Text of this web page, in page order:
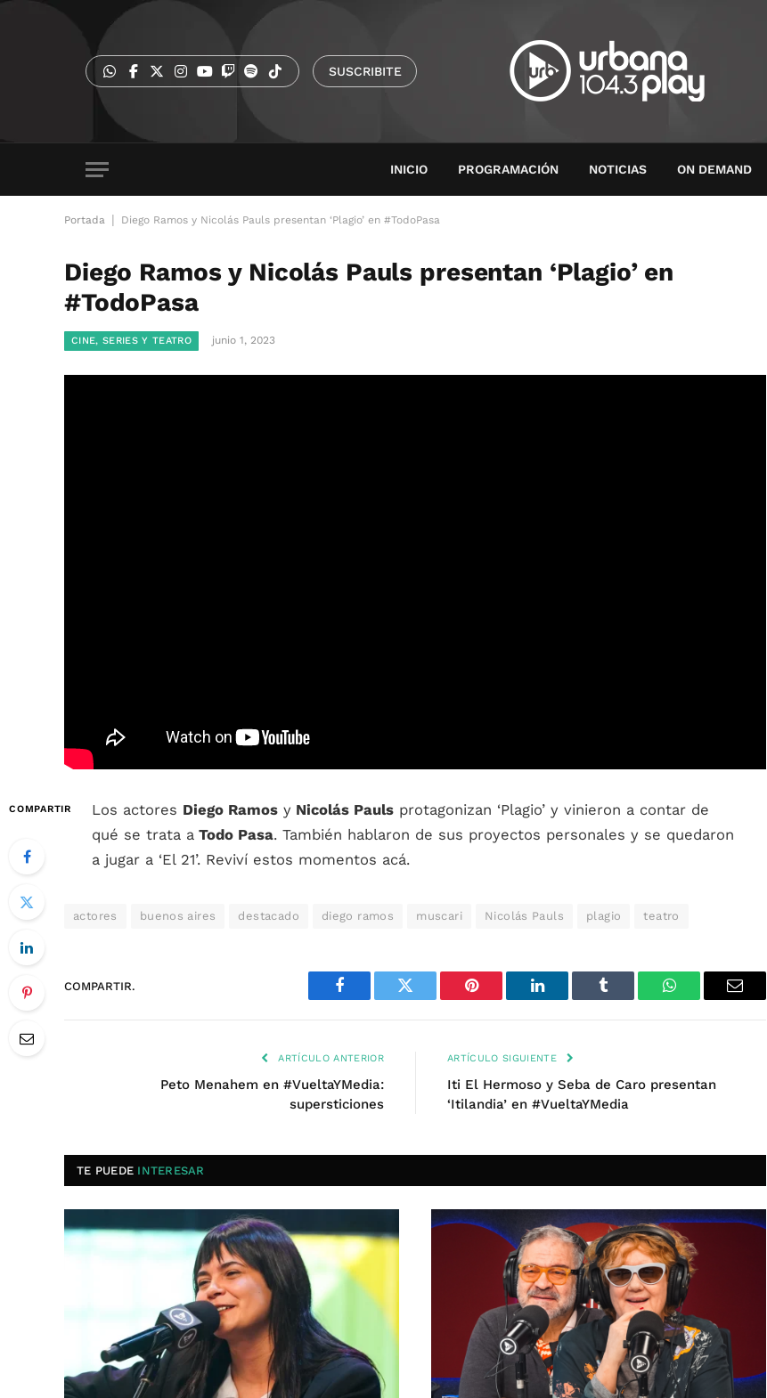
SUSCRIBITE
INICIO PROGRAMACIÓN NOTICIAS ON DEMAND
Portada Diego Ramos y Nicolás Pauls presentan ‘Plagio’ en #TodoPasa
Diego Ramos y Nicolás Pauls presentan ‘Plagio’ en
#TodoPasa
CINE, SERIES Y TEATRO junio 1, 2023
COMPARTIR Los actores Diego Ramos y Nicolás Pauls protagonizan ‘Plagio’ y vinieron a contar de
qué se trata a Todo Pasa. También hablaron de sus proyectos personales y se quedaron
a jugar a ‘El 21’. Reviví estos momentos acá.
actores buenos aires destacado diego ramos muscari Nicolás Pauls plagio teatro
COMPARTIR.
Facebook Twitter Pinterest LinkedIn Tumblr WhatsAppEmail
ARTÍCULO ANTERIOR
Peto Menahem en #VueltaYMedia:
supersticiones
ARTÍCULO SIGUIENTE
Iti El Hermoso y Seba de Caro presentan
‘Itilandia’ en #VueltaYMedia
TE PUEDE INTERESAR